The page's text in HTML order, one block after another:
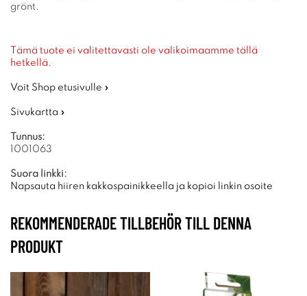
grönt.
Tämä tuote ei valitettavasti ole valikoimaamme tällä
hetkellä.
Voit Shop etusivulle »
Sivukartta »
Tunnus:
1001063
Suora linkki:
Napsauta hiiren kakkospainikkeella ja kopioi linkin osoite
REKOMMENDERADE TILLBEHÖR TILL DENNA
PRODUKT